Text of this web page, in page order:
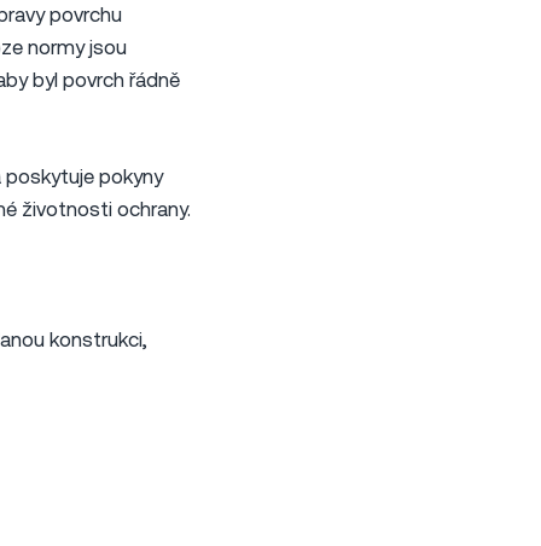
povrchu
normy jsou
byl povrch řádně
poskytuje pokyny
životnosti ochrany.
konstrukci,